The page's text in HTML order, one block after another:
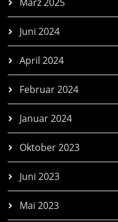
Juni 2024
April 2024
Februar 2024
Januar 2024
Oktober 2023
Juni 2023
Mai 2023